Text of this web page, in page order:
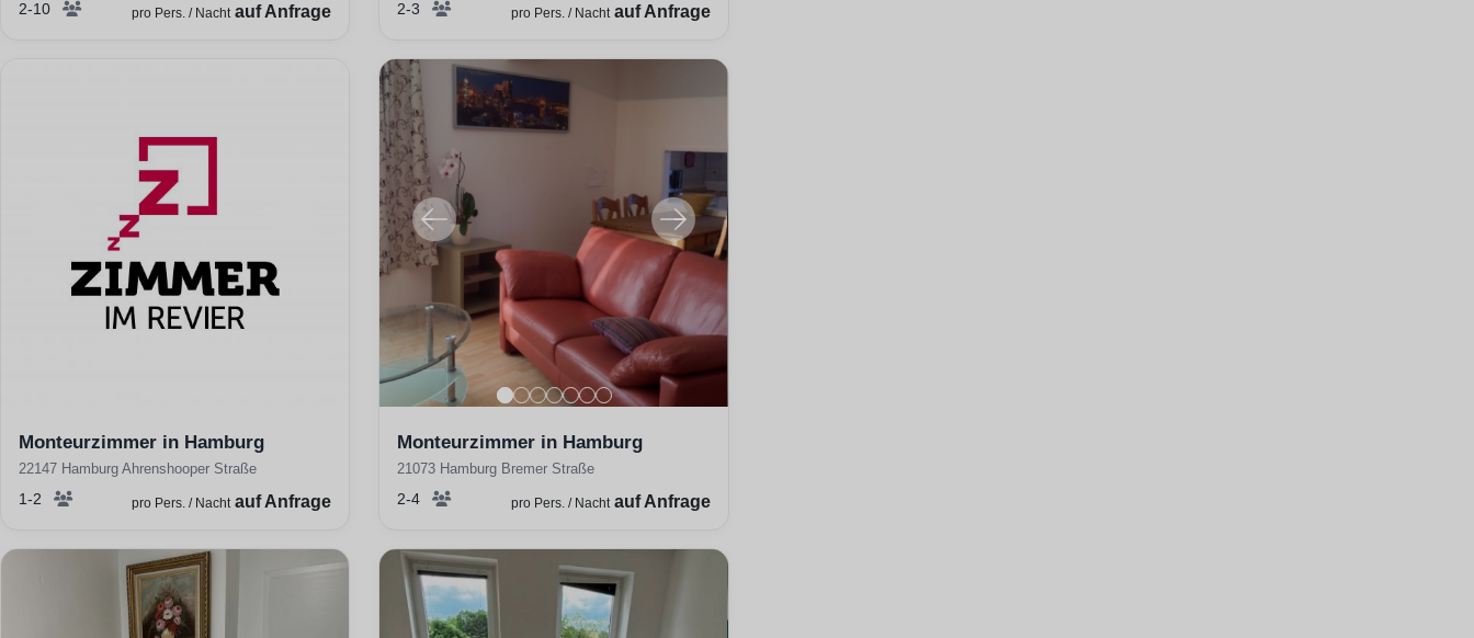
2-10 pro Pers. / Nacht auf Anfrage 2-3 pro Pers. / Nacht auf Anfrage
Monteurzimmer in Hamburg
22147 Hamburg Ahrenshooper Straße
1-2 pro Pers. / Nacht auf Anfrage
Monteurzimmer in Hamburg
21073 Hamburg Bremer Straße
2-4 pro Pers. / Nacht auf Anfrage